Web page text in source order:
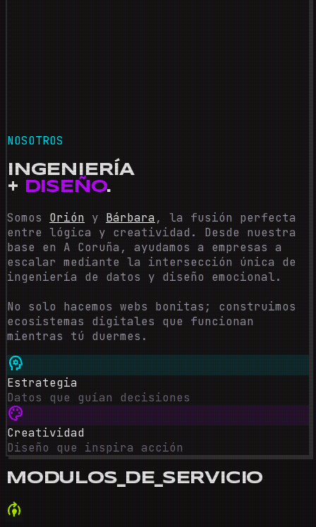
NOSOTROS
INGENIERÍA
+ DISEÑO.
Somos Orión y Bárbara, la fusión perfecta
entre lógica y creatividad. Desde nuestra
base en A Coruña, ayudamos a empresas a
escalar mediante la intersección única de
ingeniería de datos y diseño emocional.
No solo hacemos webs bonitas; construimos
ecosistemas digitales que funcionan
mientras tú duermes.
psychology
Estrategia
Datos que guían decisiones
palette
Creatividad
Diseño que inspira acción
MODULOS_DE_SERVICIO
model_training